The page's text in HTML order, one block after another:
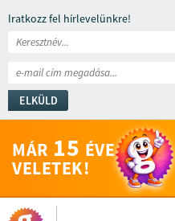
Iratkozz fel hírlevelünkre!
ELKÜLD
MÁR 15 ÉVE
VELETEK!